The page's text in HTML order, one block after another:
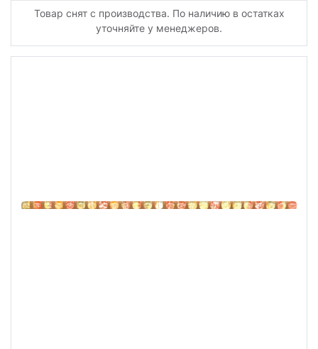
Товар снят с производства. По наличию в остатках
уточняйте у менеджеров.